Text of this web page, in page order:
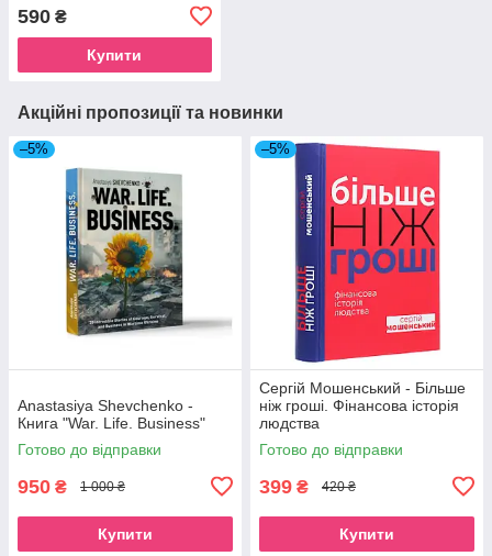
590 ₴
Купити
Акційні пропозиції та новинки
–5%
Anastasiya Shevchenko -
Книга "War. Life. Business"
Готово до відправки
950 ₴ 1 000 ₴
Купити
–5%
Сергій Мошенський - Більше
ніж гроші. Фінансова історія
людства
Готово до відправки
399 ₴ 420 ₴
Купити